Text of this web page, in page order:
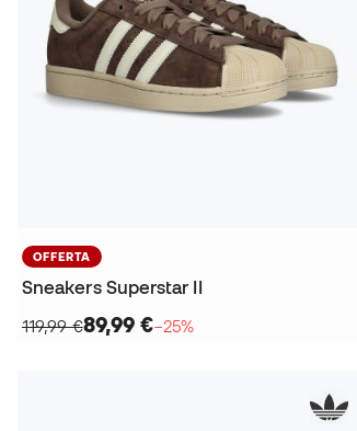
OFFERTA
Sneakers Superstar II
119,99 €89,99 €−25%